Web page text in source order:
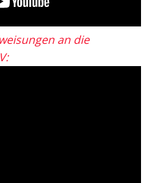
an die